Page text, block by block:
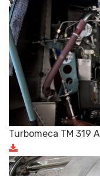
Turbomeca TM 319